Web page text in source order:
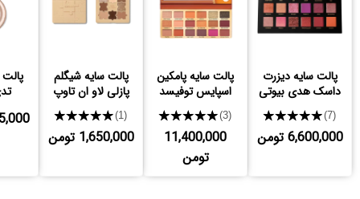
پالت سایه دیزرت
داسک هدی بیوتی
★★★★★(7)
6,600,000 تومن
پالت سایه پامکین
اسپایس توفیسد
★★★★★(3)
11,400,000
تومن
پالت سایه شیگلم
پازلی لاو ان تاوپ
★★★★★(1)
1,650,000 تومن